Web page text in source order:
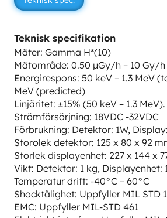
Teknisk specifikation
Mäter: Gamma H*(10)
Mätområde: 0.50 µGy/h – 10 Gy/h
Energirespons: 50 keV – 1.3 MeV
MeV (predicted)
Linjäritet: ±15% (50 keV – 1.3
Strömförsörjning: 18VDC -32VDC
Förbrukning: Detektor: 1W,
Storolek detektor: 125 x 80 x 92
Storlek displayenhet: 227 x 144 x
Vikt: Detektor: 1 kg, Displayenhet:
Temperatur drift: -40°C – 60°C
Shocktålighet: Uppfyller MIL STD
EMC: Uppfyller MIL-STD 461